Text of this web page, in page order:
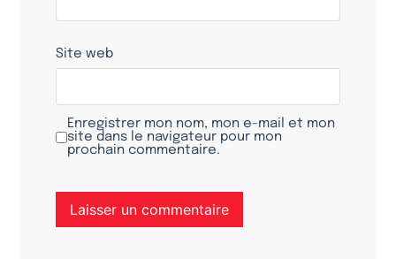
Site web
Enregistrer mon nom, mon e-mail et mon
site dans le navigateur pour mon
prochain commentaire.